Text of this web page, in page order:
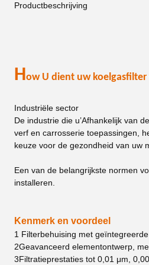
Productbeschrijving
How U dient uw
Industriële sector
De industrie die u’Afhankelijk van
verf en carrosserie toepassingen,
keuze voor de gezondheid van uw
Een van de belangrijkste normen
installeren.
Kenmerk en voordeel
1 Filterbehuising met
2Geavanceerd elementontwerp,
3Filtratieprestaties tot 0,01 μm,